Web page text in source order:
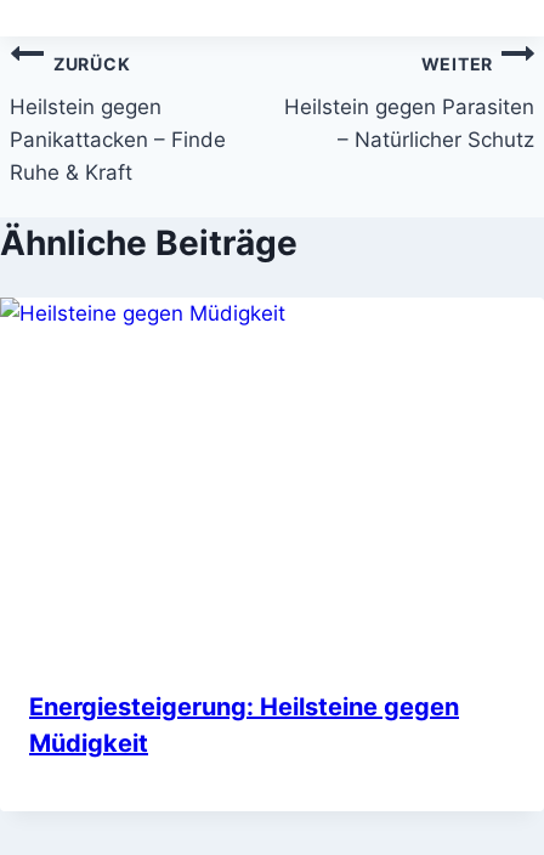
Beitragsnavigation
ZURÜCK
Heilstein gegen
Panikattacken – Finde
Ruhe & Kraft
WEITER
Heilstein gegen Parasiten
– Natürlicher Schutz
Ähnliche Beiträge
Energiesteigerung: Heilsteine gegen
Müdigkeit